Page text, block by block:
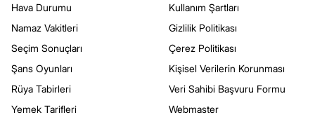
Hava Durumu
Namaz Vakitleri
Seçim Sonuçları
Şans Oyunları
Rüya Tabirleri
Yemek Tarifleri
Kullanım Şartları
Gizlilik Politikası
Çerez Politikası
Kişisel Verilerin Korunması
Veri Sahibi Başvuru Formu
Webmaster